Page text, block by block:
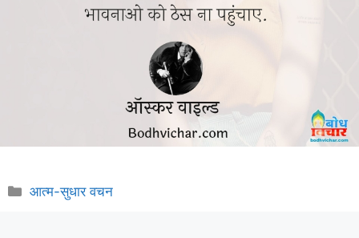
Categories
आत्म-सुधार वचन